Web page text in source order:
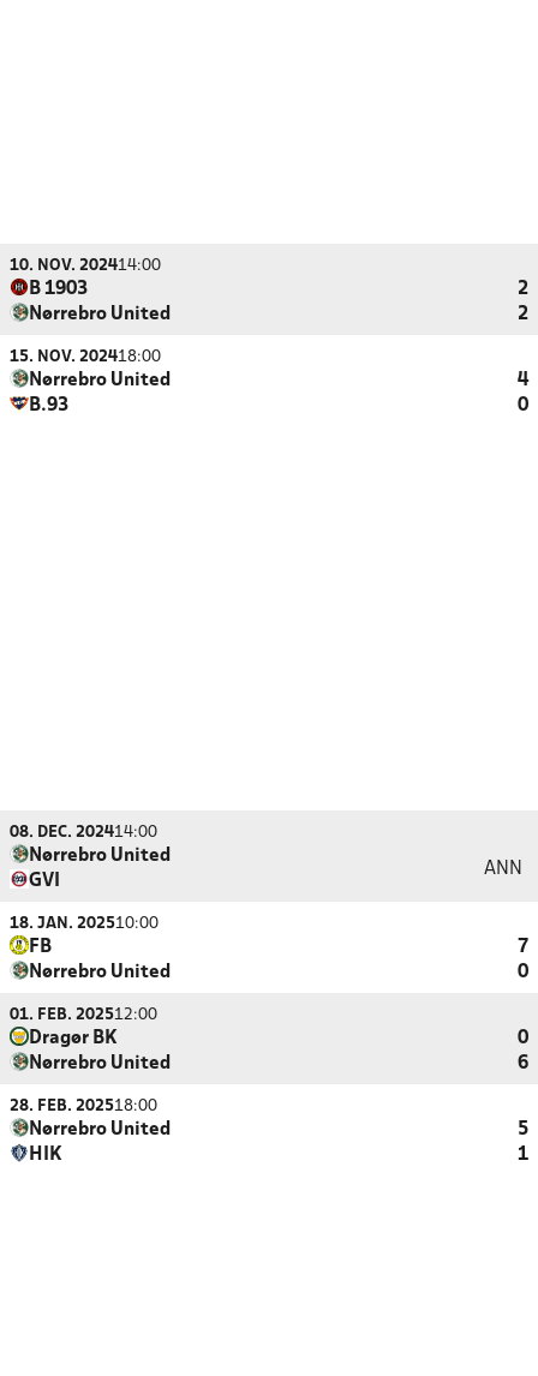
10. NOV. 202414:00
B 1903
2
Nørrebro United
2
15. NOV. 202418:00
Nørrebro United
4
B.93
0
08. DEC. 202414:00
Nørrebro United
GVI
ANN
18. JAN. 202510:00
FB
7
Nørrebro United
0
01. FEB. 202512:00
Dragør BK
0
Nørrebro United
6
28. FEB. 202518:00
Nørrebro United
5
HIK
1